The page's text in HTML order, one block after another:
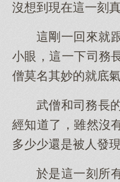
沒想到現在這一刻
這剛一回來就
小眼，這一下司務
僧莫名其妙的就底氣
武僧和司務長
經知道了，雖然沒
多少少還是被人發現
於是這一刻所